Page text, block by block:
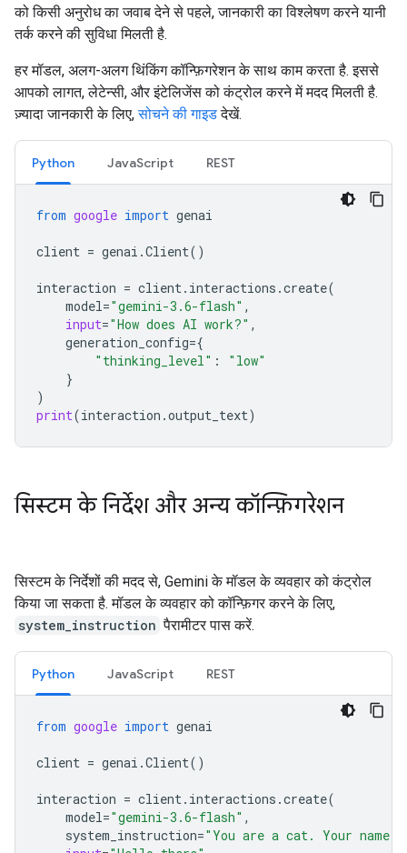
को किसी अनुरोध का जवाब देने से पहले, जानकारी का विश्लेषण करने यानी
तर्क करने की सुविधा मिलती है.
हर मॉडल, अलग-अलग थिंकिंग कॉन्फ़िगरेशन के साथ काम करता है. इससे
आपको लागत, लेटेन्सी, और इंटेलिजेंस को कंट्रोल करने में मदद मिलती है.
ज़्यादा जानकारी के लिए,सोचने की गाइडदेखें.
Python JavaScript REST
from google import genai
client = genai .Client()
interaction = client. interactions .create(
model="gemini-3.6-flash" ,
input="How does AI work?" ,
generation_config={
"thinking_level" :
"low"
}
)
print(interaction .output_text)
सिस्टम के निर्देश और अन्य कॉन्फ़िगरेशन
सिस्टम के निर्देशों की मदद से, Gemini के मॉडल के व्यवहार को कंट्रोल
किया जा सकता है. मॉडल के व्यवहार को कॉन्फ़िगर करने के लिए,
system_instruction पैरामीटर पास करें.
Python JavaScript REST
from google import genai
client = genai .Client()
interaction = client. interactions .create(
model="gemini-3.6-flash" ,
system_instruction="You are a cat. Your name